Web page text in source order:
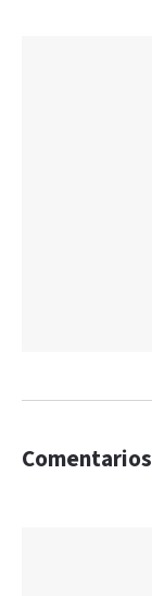
Comentarios